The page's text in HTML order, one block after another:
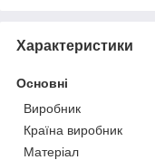
Характеристики
Основні
Виробник
Країна виробник
Матеріал